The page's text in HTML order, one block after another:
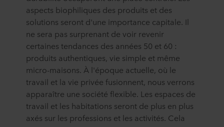
aspects biophiliques des produits et des
solutions seront d'une importance capitale. Il
ne sera pas surprenant de voir revenir
certaines tendances des années 50 et 60 :
produits authentiques, vie simple et même
micro-maisons. À l'époque actuelle, où le
travail et la vie privée fusionnent, nous verrons
apparaître une société flexible. Les espaces de
travail et les habitations seront de plus en plus
axés sur les professions et les activités. Cela